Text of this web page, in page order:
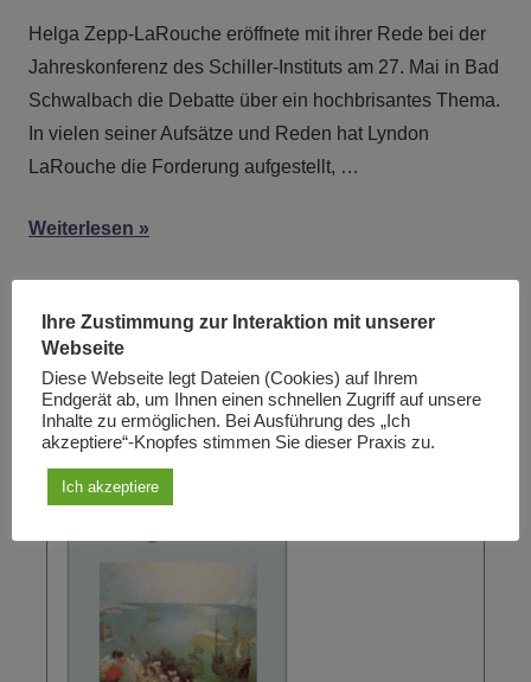
Helga Zepp-LaRouche eröffnete mit ihrer Rede bei der
Jahreskonferenz des Schiller-Instituts am 27. Mai in Bad
Schwalbach die Debatte über ein hochbrisantes Thema.
In vielen seiner Aufsätze und Reden hat Lyndon
LaRouche die Forderung aufgestellt, …
Weiterlesen
Sie sehen die Ibykus-Ausgabe ...
3/2000: Ideen verändern die Ordnung der
Raumzeit
Ihre Zustimmung zur Interaktion mit unserer
Webseite
Diese Webseite legt Dateien (Cookies) auf Ihrem
Endgerät ab, um Ihnen einen schnellen Zugriff auf unsere
Inhalte zu ermöglichen. Bei Ausführung des „Ich
akzeptiere“-Knopfes stimmen Sie dieser Praxis zu.
Ich akzeptiere